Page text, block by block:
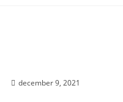
december 9, 2021